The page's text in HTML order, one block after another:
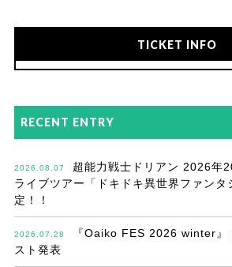
TICKET INFO
RECENT ENTRY
2026.08.07
超能力戦士ドリアン 2026年
ライブツアー「ドキドキ異世界ファンタ
定！！
2026.07.28
『Oaiko FES 2026 winter』
スト発表